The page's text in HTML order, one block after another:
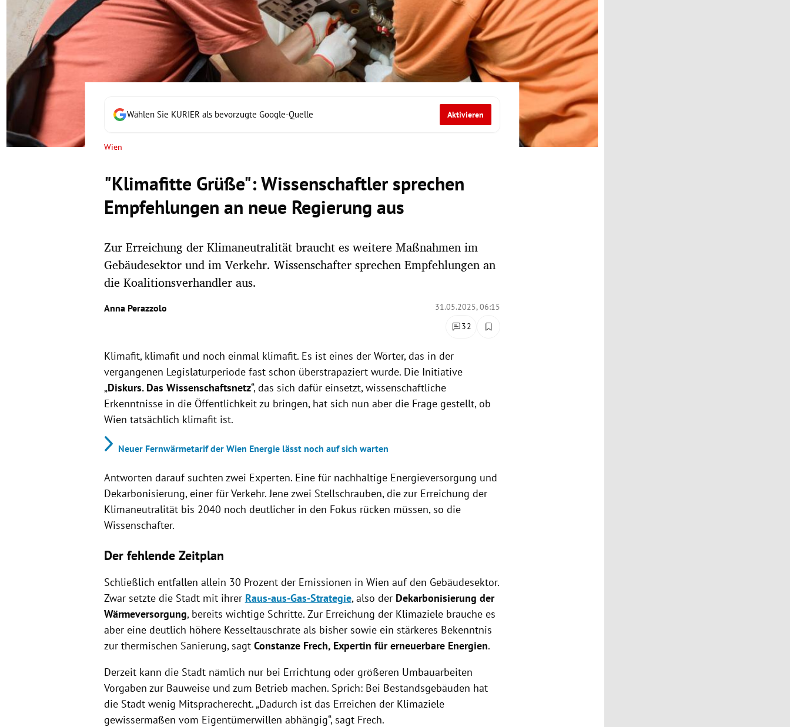
Untermenü
Untermenü
Untermenü
Untermenü
Untermenü
Wählen Sie KURIER als bevorzugte Google-Quelle Aktivieren
Wien
"Klimafitte Grüße": Wissenschaftler sprechen
Empfehlungen an neue Regierung aus
Zur Erreichung der Klimaneutralität braucht es weitere Maßnahmen im
Gebäudesektor und im Verkehr. Wissenschafter sprechen Empfehlungen an
die Koalitionsverhandler aus.
Anna Perazzolo
31.05.2025, 06:15
32
Klimafit, klimafit und noch einmal klimafit. Es ist eines der Wörter, das in der
vergangenen Legislaturperiode fast schon überstrapaziert wurde. Die Initiative
„Diskurs. Das Wissenschaftsnetz“, das sich dafür einsetzt, wissenschaftliche
Erkenntnisse in die Öffentlichkeit zu bringen, hat sich nun aber die Frage gestellt, ob
Wien tatsächlich klimafit ist.
Neuer Fernwärmetarif der Wien Energie lässt noch auf sich warten
Antworten darauf suchten zwei Experten. Eine für nachhaltige Energieversorgung und
Dekarbonisierung, einer für Verkehr. Jene zwei Stellschrauben, die zur Erreichung der
Klimaneutralität bis 2040 noch deutlicher in den Fokus rücken müssen, so die
Wissenschafter.
Der fehlende Zeitplan
Schließlich entfallen allein 30 Prozent der Emissionen in Wien auf den Gebäudesektor.
Zwar setzte die Stadt mit ihrer Raus-aus-Gas-Strategie, also der Dekarbonisierung der
Wärmeversorgung, bereits wichtige Schritte. Zur Erreichung der Klimaziele brauche es
aber eine deutlich höhere Kesseltauschrate als bisher sowie ein stärkeres Bekenntnis
zur thermischen Sanierung, sagt Constanze Frech, Expertin für erneuerbare Energien.
Derzeit kann die Stadt nämlich nur bei Errichtung oder größeren Umbauarbeiten
Vorgaben zur Bauweise und zum Betrieb machen. Sprich: Bei Bestandsgebäuden hat
die Stadt wenig Mitspracherecht. „Dadurch ist das Erreichen der Klimaziele
gewissermaßen vom Eigentümerwillen abhängig“, sagt Frech.